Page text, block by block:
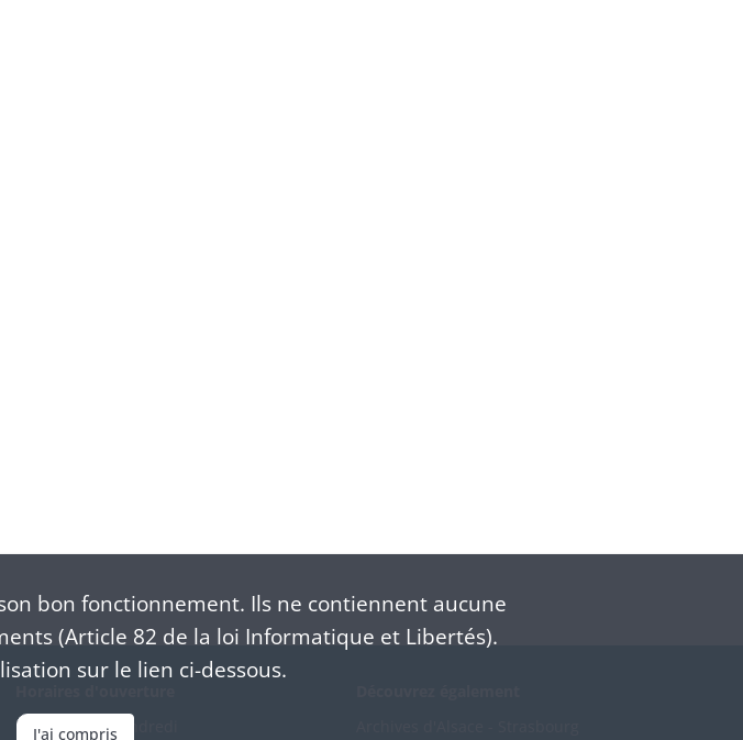
Du mardi au vendredi
bon fonctionnement. Ils ne contiennent aucune
(Article 82 de la loi Informatique et Libertés).
sur le lien ci-dessous.
J'ai compris